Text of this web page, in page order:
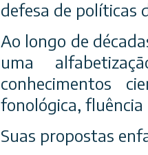
defesa de políticas
Ao longo de
uma
conhecimentos
fonológica,
Suas propostas